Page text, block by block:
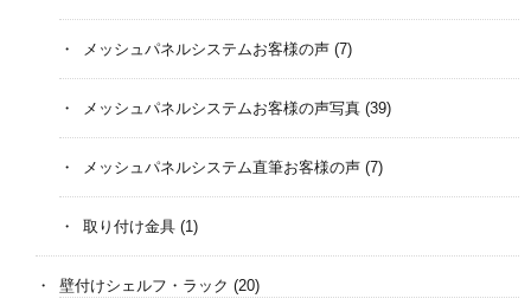
メッシュパネルシステムお客様の声 (7)
メッシュパネルシステムお客様の声写真 (39)
メッシュパネルシステム直筆お客様の声 (7)
取り付け金具 (1)
壁付けシェルフ・ラック (20)